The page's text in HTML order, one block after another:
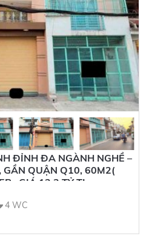
ĐỈNH ĐA NGÀNH NGHỀ –
GẦN QUẬN Q10, 60M2(
, GIÁ 12.3 TỶ TL
4 WC